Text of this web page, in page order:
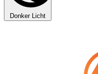
Donker Licht